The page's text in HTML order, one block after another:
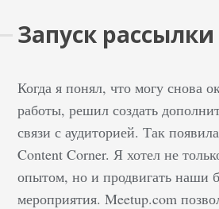
Запуск рассылки
Когда я понял, что могу снова
работы, решил создать
связи с аудиторией. Так
Content Corner. Я хотел не
опытом, но и продвигать наши
мероприятия. Meetup.com